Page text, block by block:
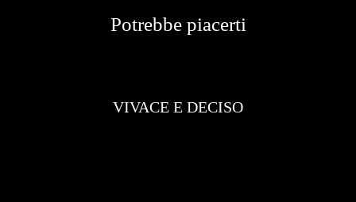
Potrebbe piacerti
VIVACE E DECISO